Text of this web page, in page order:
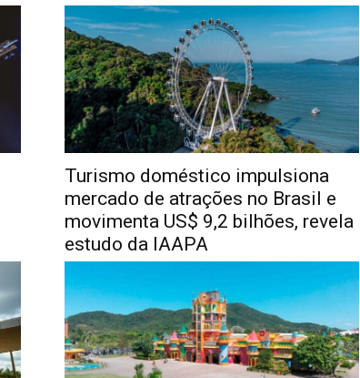
Turismo doméstico impulsiona
mercado de atrações no Brasil e
movimenta US$ 9,2 bilhões, revela
estudo da IAAPA